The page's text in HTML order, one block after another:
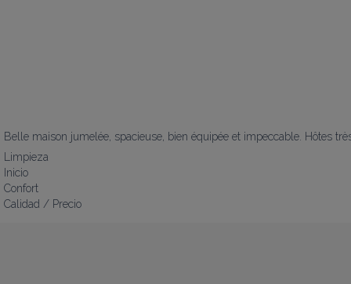
Belle maison jumelée, spacieuse, bien équipée et impeccable. Hôtes
Limpieza
Inicio
Confort
Calidad / Precio